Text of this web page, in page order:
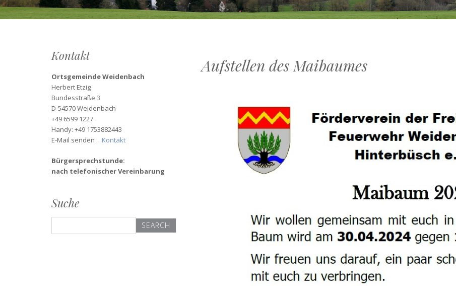
Aufstellen des Maibaumes
Kontakt
Ortsgemeinde Weidenbach
Herbert Etzig
Bundesstraße 3
D-54570 Weidenbach
+49 6599 1227
Handy: +49 1753882443
E-Mail senden …Kontakt
Bürgersprechstunde:
nach telefonischer Vereinbarung
Suche
for: